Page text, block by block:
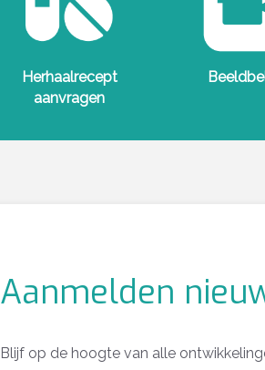
Herhaalrecept
aanvragen
Aanmelden
Blijf op de hoogte van alle